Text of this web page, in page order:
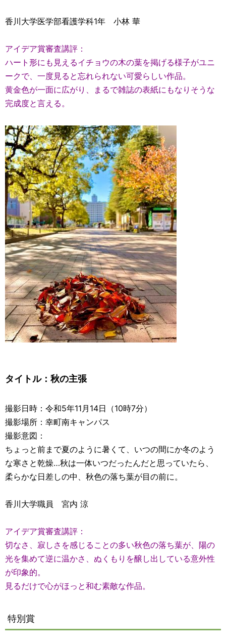
香川大学医学部看護学科1年 小林 華
アイデア賞審査講評：
ハート形にも見えるイチョウの木の葉を掲げる様子がユニ
ークで、一度見ると忘れられない可愛らしい作品。
黄金色が一面に広がり、まるで雑誌の表紙にもなりそうな
完成度と言える。
タイトル： 秋の主張
撮影日時：令和5年11月14日（10時7分）
撮影場所：幸町南キャンパス
撮影意図：
ちょっと前まで夏のように暑くて、いつの間にか冬のよう
な寒さと乾燥…秋は一体いつだったんだと思っていたら、
柔らかな日差しの中、秋色の落ち葉が目の前に。
香川大学職員 宮内 涼
アイデア賞審査講評：
切なさ、寂しさを感じることの多い秋色の落ち葉が、陽の
光を集めて逆に温かさ、ぬくもりを醸し出している意外性
が印象的。
見るだけで心がほっと和む素敵な作品。
特別賞